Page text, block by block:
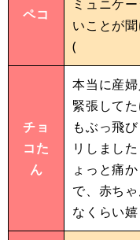
ペコ
ミュニケ
いことが
(
チョ
コた
ん
本当に産
緊張して
もぶっ飛
リしまし
ょっと痛
で、赤ち
なくらい嬉